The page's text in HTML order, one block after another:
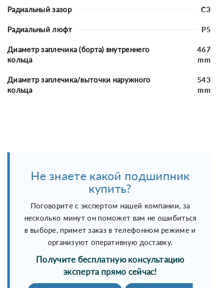
Радиальный зазор C3
Радиальный люфт P5
Диаметр заплечика (борта) внутреннего
кольца
467
mm
Диаметр заплечика/выточки наружного
кольца
543
mm
Не знаете какой подшипник
купить?
Поговорите с экспертом нашей компании, за
несколько минут он поможет вам не ошибиться
в выборе, примет заказ в телефонном режиме и
организуют оперативную доставку.
Получите бесплатную консультацию
эксперта прямо сейчас!